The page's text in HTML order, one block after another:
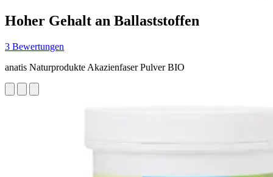
Hoher Gehalt an Ballaststoffen
3 Bewertungen
anatis Naturprodukte Akazienfaser Pulver BIO